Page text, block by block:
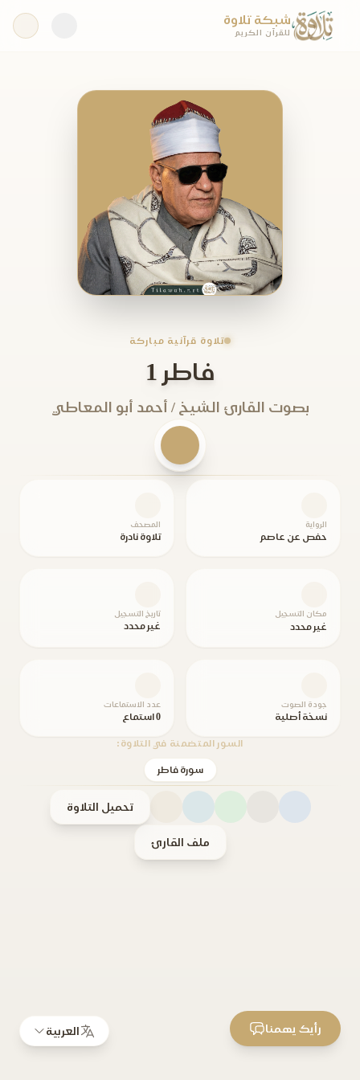
شبكة تلاوة
للقرآن الكريم
تلاوة قرآنية مباركة
فاطر 1
بصوت القارئ الشيخ / أحمد أبو المعاطي
الرواية
حفص عن عاصم
المصحف
تلاوة نادرة
مكان التسجيل
غير محدد
تاريخ التسجيل
غير محدد
جودة الصوت
نسخة أصلية
عدد الاستماعات
0 استماع
السور المتضمنة في التلاوة:
سورة فاطر
تحميل التلاوة
ملف القارئ
العربية رأيك يهمنا